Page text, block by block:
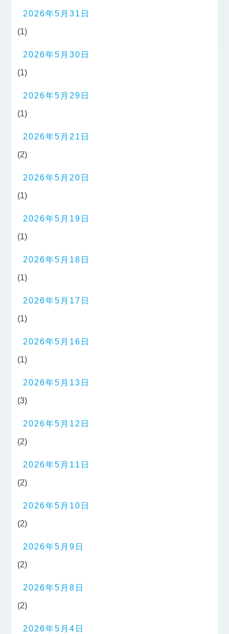
2026年5月31日
(1)
2026年5月30日
(1)
2026年5月29日
(1)
2026年5月21日
(2)
2026年5月20日
(1)
2026年5月19日
(1)
2026年5月18日
(1)
2026年5月17日
(1)
2026年5月16日
(1)
2026年5月13日
(3)
2026年5月12日
(2)
2026年5月11日
(2)
2026年5月10日
(2)
2026年5月9日
(2)
2026年5月8日
(2)
2026年5月4日